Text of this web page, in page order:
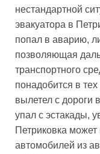
нестандартной
эвакуатора в
попал в аварию,
позволяющая
транспортного
понадобится в тех
вылетел с дороги
упал с эстакады,
Петриковка
автомобилей из